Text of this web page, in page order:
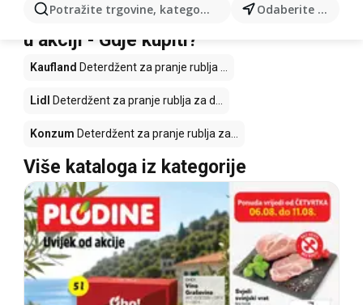
Potražite trgovine, kategorije, proizvode... Odaberite grad
Deterdžent za pranje rublja za djecu
u akciji - Gdje kupiti?
Kaufland Deterdžent za pranje rublja ...
Lidl Deterdžent za pranje rublja za d...
Konzum Deterdžent za pranje rublja za...
Više kataloga iz kategorije